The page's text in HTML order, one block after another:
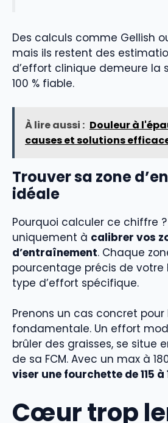
Des calculs comme Gellish
mais ils restent des
d’effort clinique demeure la
100 % fiable.
À lire aussi : Douleur à
causes et solutions
Trouver sa zone
idéale
Pourquoi calculer ce chiffre
uniquement à calibrer vos
d’entraînement. Chaque
pourcentage précis de votre
type d’effort spécifique.
Prenons un cas concret pour
fondamentale. Un effort
brûler des graisses, se situe
de sa FCM. Avec un max à
viser une fourchette de 115 à
Cœur trop